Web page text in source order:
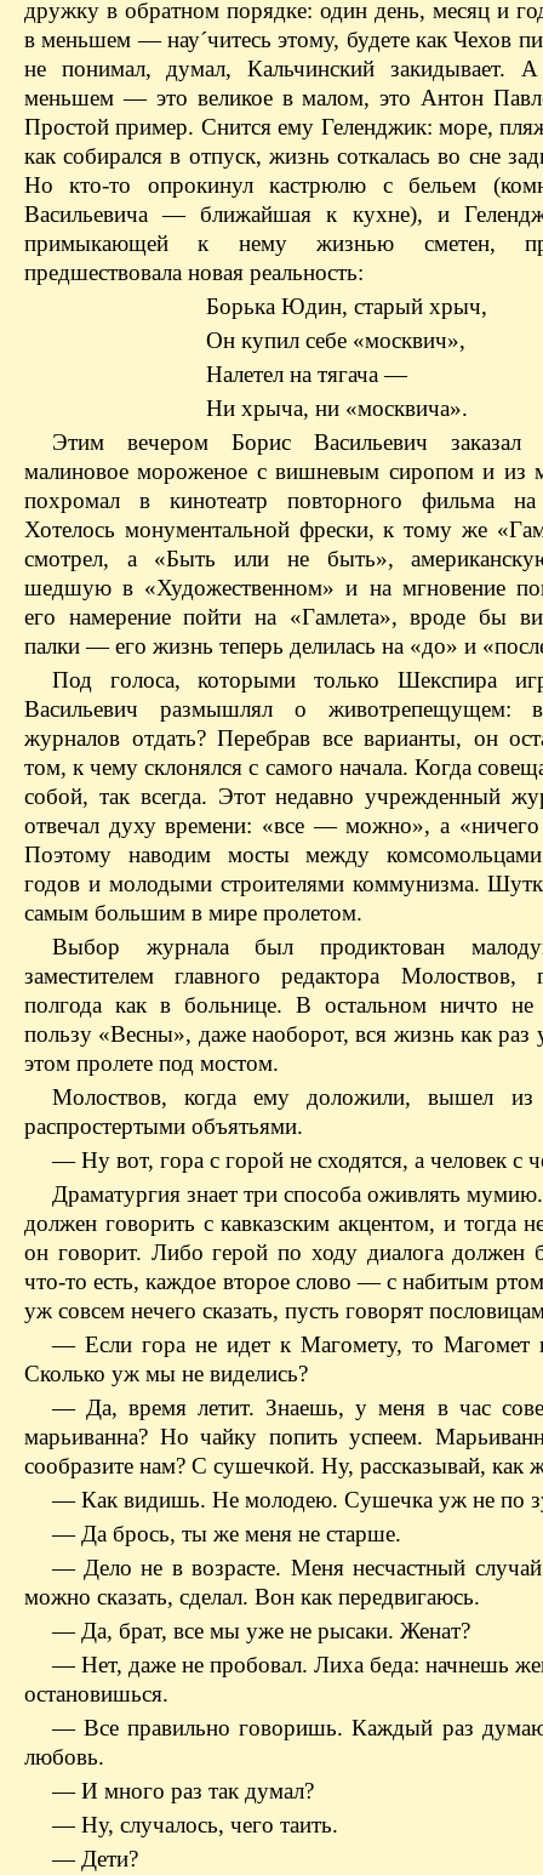
дружку в обратном порядке: один день, месяц и
в меньшем —нау´читесь этому, будете как Чехов
не понимал, думал,Кальчинский закидывает.
меньшем — это великое в малом, это Антон
Простой пример. Снится ему Геленджик: море,
как собирался в отпуск, жизнь соткалась во сне
Но кто-то опрокинул кастрюлю с бельем
Васильевича — ближайшая к кухне), и
примыкающей к нему жизнью сметен,
предшествовала новая реальность:
Борька Юдин, старый хрыч,
Он купил себе «москвич»,
Налетел на тягача —
Ни хрыча, ни «москвича».
Этим вечером Борис Васильевич заказал
малиновое мороженое с вишневым сиропом и из
похромал в кинотеатр повторного фильма на
Хотелось монументальной фрески, к тому же
смотрел, а «Быть или не быть»,
шедшую в «Художественном» и на мгновение
его намерение пойти на «Гамлета», вроде бы
палки — его жизнь теперь делилась на «до» и
Под голоса, которыми только Шекспира
Васильевич размышлял о животрепещущем: в
журналов отдать? Перебрав все варианты, он
том, к чему склонялся с самого начала. Когда
собой, так всегда. Этот недавно учрежденный
отвечал духу времени: «все — можно», а
Поэтому наводим мосты между
годов и молодыми строителями коммунизма.
самым большим в мире пролетом.
Выбор журнала был продиктован
заместителем главного редактора Молоствов,
полгода как в больнице. В остальном ничто не
пользу «Весны», даже наоборот, вся жизнь как раз
этом пролете под мостом.
Молоствов, когда ему доложили, вышел из
распростертыми объятьями.
— Ну вот, гора с горой не сходятся, а человек с
Драматургия знает три способа оживлять
должен говорить с кавказским акцентом, и тогда
он говорит. Либо герой по ходу диалогадолжен
что-то есть, каждое второе слово — с набитым
уж совсем нечего сказать, пусть говорят
— Если гора не идет к Магомету, то Магомет
Сколько уж мы не виделись?
— Да, время летит. Знаешь, у меня в час
марьиванна? Но чайку попить успеем.
сообразите нам? С сушечкой. Ну, рассказывай, как
— Как видишь. Не молодею. Сушечкауж не по
— Да брось, ты же меня не старше.
— Дело не в возрасте. Меня несчастный
можно сказать, сделал. Вон как передвигаюсь.
— Да, брат, все мы уже не рысаки. Женат?
— Нет, даже не пробовал. Лиха беда: начнешь
остановишься.
— Все правильно говоришь. Каждый раз
любовь.
— И много раз так думал?
— Ну, случалось, чего таить.
— Дети?